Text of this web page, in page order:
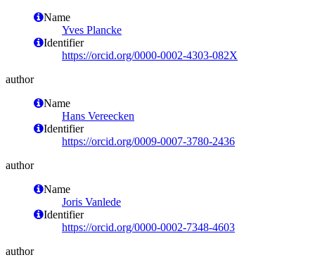
Name
Yves Plancke
Identifier
https://orcid.org/0000-0002-4303-082X
author
Name
Hans Vereecken
Identifier
https://orcid.org/0009-0007-3780-2436
author
Name
Joris Vanlede
Identifier
https://orcid.org/0000-0002-7348-4603
author